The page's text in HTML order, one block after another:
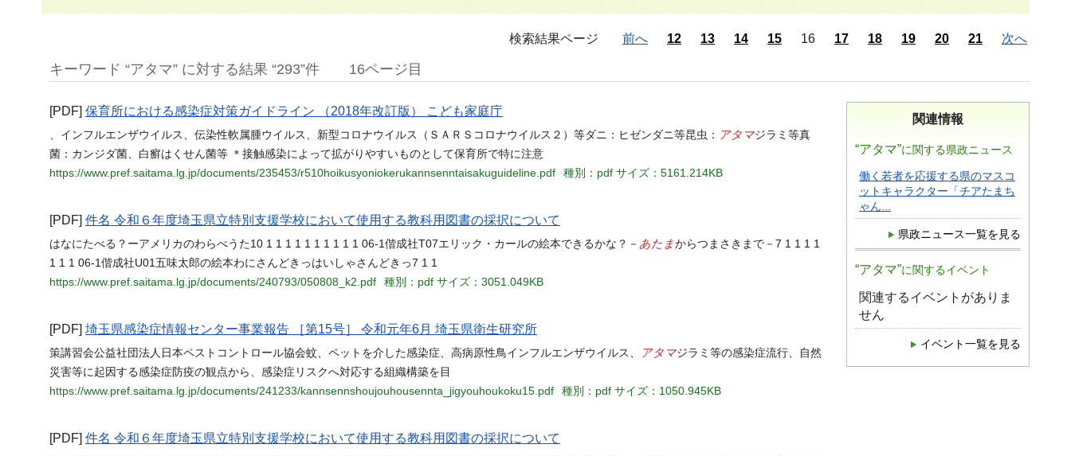
検索結果ページ 前へ 12 13 14 15 16 17 18 19 20 21 次へ
キーワード “アタマ” に対する結果 “293”件 16ページ目
関連情報
“アタマ”に関する県政ニュース
働く若者を応援する県のマスコ
ットキャラクター「チアたまち
ゃん...
県政ニュース一覧を見る
“アタマ”に関するイベント
関連するイベントがありま
せん
イベント一覧を見る
[PDF] 保育所における感染症対策ガイドライン （2018年改訂版） こども家庭庁
、インフルエンザウイルス、伝染性軟属腫ウイルス、新型コロナウイルス（ＳＡＲＳコロナウイルス２）等ダニ：ヒゼンダニ等昆虫： アタマジラミ等真
菌：カンジダ菌、白癬はくせん菌等 ＊接触感染によって拡がりやすいものとして保育所で特に注意
https://www.pref.saitama.lg.jp/documents/235453/r510hoikusyoniokerukannsenntaisakuguideline.pdf
種別：pdf サイズ：5161.214KB
[PDF] 件名 令和６年度埼玉県立特別支援学校において使用する教科用図書の採択について
はなにたべる？ーアメリカのわらべうた10 1 1 1 1 1 1 1 1 1 1 06-1偕成社T07エリック・カールの絵本できるかな？－ あたまからつまさきまで－7 1 1 1 1
1 1 1 06-1偕成社U01五味太郎の絵本わにさんどきっはいしゃさんどきっ7 1 1
https://www.pref.saitama.lg.jp/documents/240793/050808_k2.pdf
種別：pdf サイズ：3051.049KB
[PDF] 埼玉県感染症情報センター事業報告 ［第15号］ 令和元年6月 埼玉県衛生研究所
策講習会公益社団法人日本ペストコントロール協会蚊、ペットを介した感染症、高病原性鳥インフルエンザウイルス、 アタマジラミ等の感染症流行、自然
災害等に起因する感染症防疫の観点から、感染症リスクへ対応する組織構築を目
https://www.pref.saitama.lg.jp/documents/241233/kannsennshoujouhousennta_jigyouhoukoku15.pdf
種別：pdf サイズ：1050.945KB
[PDF] 件名 令和６年度埼玉県立特別支援学校において使用する教科用図書の採択について